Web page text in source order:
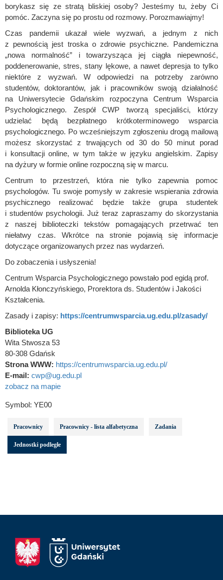
borykasz się ze stratą bliskiej osoby? Jesteśmy tu, żeby Ci
pomóc. Zaczyna się po prostu od rozmowy. Porozmawiajmy!
Czas pandemii ukazał wiele wyzwań, a jednym z nich
z pewnością jest troska o zdrowie psychiczne. Pandemiczna
„nowa normalność” i towarzysząca jej ciągła niepewność,
poddenerowanie, stres, stany lękowe, a nawet depresja to tylko
niektóre z wyzwań. W odpowiedzi na potrzeby zarówno
studentów, doktorantów, jak i pracowników swoją działalność
na Uniwersytecie Gdańskim rozpoczyna Centrum Wsparcia
Psychologicznego. Zespół CWP tworzą specjaliści, którzy
udzielać będą bezpłatnego krótkoterminowego wsparcia
psychologicznego. Po wcześniejszym zgłoszeniu drogą mailową
możesz skorzystać z trwających od 30 do 50 minut porad
i konsultacji online, w tym także w języku angielskim. Zapisy
na dyżury w formie online rozpoczną się w marcu.
Centrum to przestrzeń, która nie tylko zapewnia pomoc
psychologów. Tu swoje pomysły w zakresie wspierania zdrowia
psychicznego realizować będzie także grupa studentek
i studentów psychologii. Już teraz zapraszamy do skorzystania
z naszej biblioteczki tekstów pomagających przetrwać ten
niełatwy czas. Wkrótce na stronie pojawią się informacje
dotyczące organizowanych przez nas wydarzeń.
Do zobaczenia i usłyszenia!
Centrum Wsparcia Psychologicznego powstało pod egidą prof.
Arnolda Kłonczyńskiego, Prorektora ds. Studentów i Jakości
Kształcenia.
Zasady i zapisy: https://centrumwsparcia.ug.edu.pl/zasady/
Biblioteka UG
Wita Stwosza 53
80-308 Gdańsk
Strona WWW: https://centrumwsparcia.ug.edu.pl/
E-mail: cwp@ug.edu.pl
zobacz na mapie
Symbol: YE00
Pracownicy Pracownicy - lista alfabetyczna Zadania
Jednostki podległe